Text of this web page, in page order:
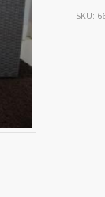
SKU: